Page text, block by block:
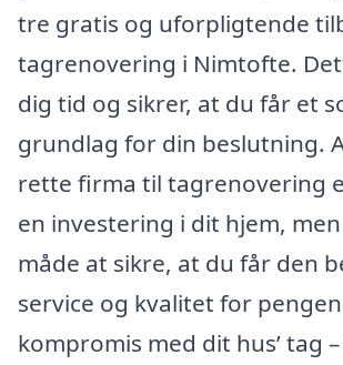
tre gratis og uforpligtende
tagrenovering i Nimtofte.
dig tid og sikrer, at du får et
grundlag for din beslutning.
rette firma til tagrenovering
en investering i dit hjem,
måde at sikre, at du får den
service og kvalitet for
kompromis med dit hus’ tag